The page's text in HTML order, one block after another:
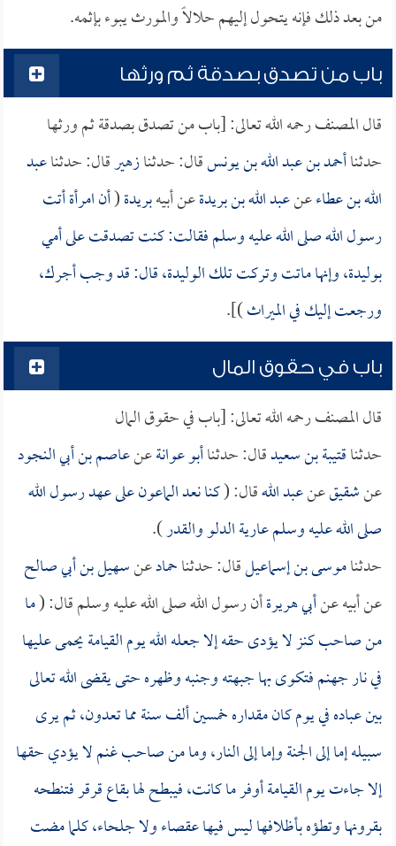
من بعد ذلك فإنه يتحول إليهم حلالاً والمورث يبوء بإثمه.
باب من تصدق بصدقة ثم ورثها
قال المصنف رحمه الله تعالى: [باب من تصدق بصدقة ثم ورثها
حدثناأحمد بن عبد الله بن يونسقال: حدثنازهيرقال: حدثناعبد
الله بن عطاءعنعبد الله بن بريدةعن أبيهبريدة(أن امرأة أتت
رسول الله صلى الله عليه وسلم فقالت: كنت تصدقت على أمي
بوليدة، وإنها ماتت وتركت تلك الوليدة، قال: قد وجب أجرك،
ورجعت إليك في الميراث)].
باب في حقوق المال
قال المصنف رحمه الله تعالى: [باب في حقوق المال
حدثناقتيبة بن سعيدقال: حدثناأبو عوانةعنعاصم بن أبي النجود
عنشقيقعنعبد اللهقال: (كنا نعد الماعون على عهد رسول الله
صلى الله عليه وسلم عارية الدلو والقدر).
حدثناموسى بن إسماعيلقال: حدثناحمادعنسهيل بن أبي صالح
عن أبيه عنأبي هريرةأن رسول الله صلى الله عليه وسلم قال: (ما
من صاحب كنز لا يؤدى حقه إلا جعله الله يوم القيامة يحمى عليها
في نار جهنم فتكوى بها جبهته وجنبه وظهره حتى يقضى الله تعالى
بين عباده في يوم كان مقداره خمسين ألف سنة مما تعدون، ثم يرى
سبيله إما إلى الجنة وإما إلى النار، وما من صاحب غنم لا يؤدي حقها
إلا جاءت يوم القيامة أوفر ما كانت، فيبطح لها بقاع قرقر فتنطحه
بقرونها وتطؤه بأظلافها ليس فيها عقصاء ولا جلحاء، كلما مضت